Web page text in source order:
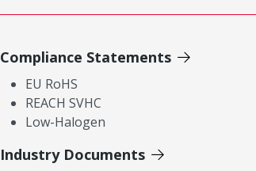
Compliance Statements
EU RoHS
REACH SVHC
Low-Halogen
Industry Documents